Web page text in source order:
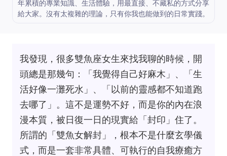
年累積的專業知識、生活體驗，用最直接、不藏私的方式分享
給大家。沒有太複雜的理論，只有你我也能做到的日常實踐。
我發現，很多雙魚座女生來找我聊的時候，開
頭總是那幾句：「我覺得自己好麻木」、「生
活好像一灘死水」、「以前的靈感都不知道跑
去哪了」。這不是運勢不好，而是你的內在浪
漫本質，被日復一日的現實給「封印」住了。
所謂的「雙魚女解封」，根本不是什麼玄學儀
式，而是一套非常具體、可執行的自我療癒方